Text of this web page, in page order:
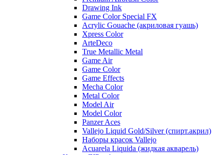
Drawing Ink
Game Color Special FX
Acrylic Gouache (акриловая гуашь)
Xpress Color
ArteDeco
True Metallic Metal
Game Air
Game Color
Game Effects
Mecha Color
Metal Color
Model Air
Model Color
Panzer Aces
Vallejo Liquid Gold/Silver (спирт.акрил)
Наборы красок Vallejo
Acuarela Liquida (жидкая акварель)